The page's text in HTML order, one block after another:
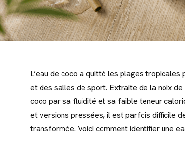
L’eau de coco a quitté les plages tropicales
et des salles de sport. Extraite de la noix
coco par sa fluidité et sa faible teneur
et versions pressées, il est parfois difficile
transformée. Voici comment identifier une